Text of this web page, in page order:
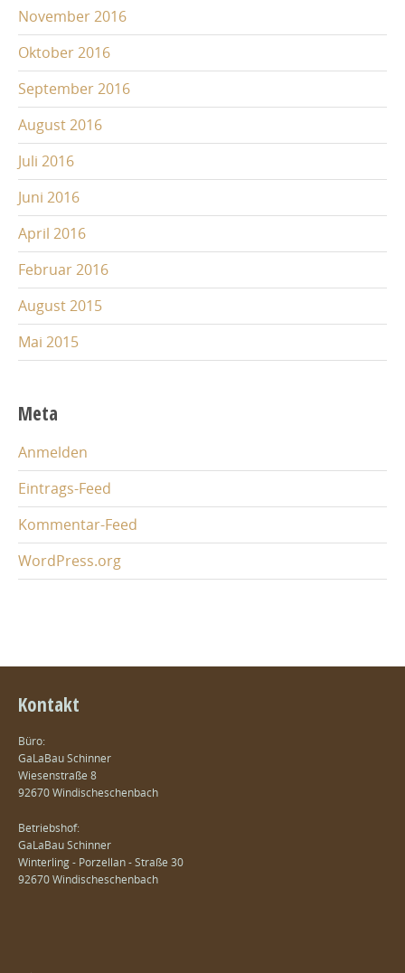
November 2016
Oktober 2016
September 2016
August 2016
Juli 2016
Juni 2016
April 2016
Februar 2016
August 2015
Mai 2015
Meta
Anmelden
Eintrags-Feed
Kommentar-Feed
WordPress.org
Kontakt
Büro:
GaLaBau Schinner
Wiesenstraße 8
92670 Windischeschenbach
Betriebshof:
GaLaBau Schinner
Winterling - Porzellan - Straße 30
92670 Windischeschenbach